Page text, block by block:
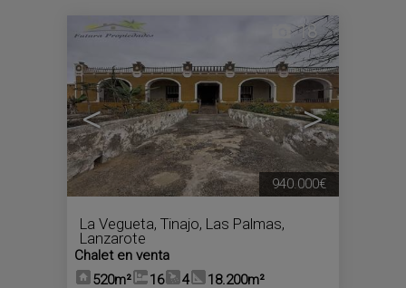
< >
18
La Vegueta, Tinajo, Las Palmas,
Lanzarote
Chalet en venta
520m²
16 4 18.200m²
940.000€